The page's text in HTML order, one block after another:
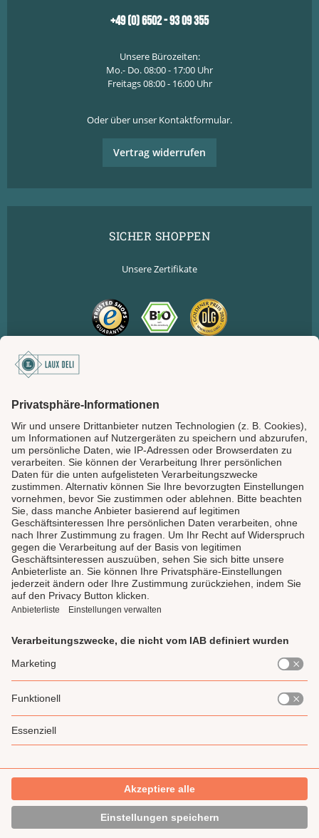
+49 (0) 6502 - 93 09 355
Unsere Bürozeiten:
Mo.- Do. 08:00 - 17:00 Uhr
Freitags 08:00 - 16:00 Uhr
Oder über unser Kontaktformular.
Vertrag widerrufen
SICHER SHOPPEN
Unsere Zertifikate
SICHER BEZAHLEN
LAUX DELI
SERVICE
GENIESSEN
UNSERE LIEBLINGE
Impressum Datenschutz AGB
Widerrufsrecht
* Alle Preise inkl. gesetzl. Mehrwertsteuer zzgl. Versandkosten
Nachnahmegebühren, wenn nicht anders angegeben.
Made with 🧡 by LAUX